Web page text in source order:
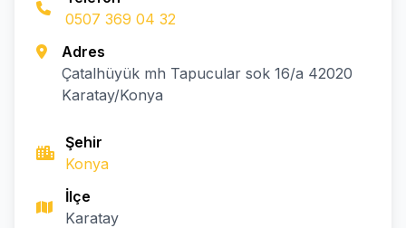
0507 369 04 32
Adres
Çatalhüyük mh Tapucular sok 16/a 42020
Karatay/Konya
Şehir
Konya
İlçe
Karatay